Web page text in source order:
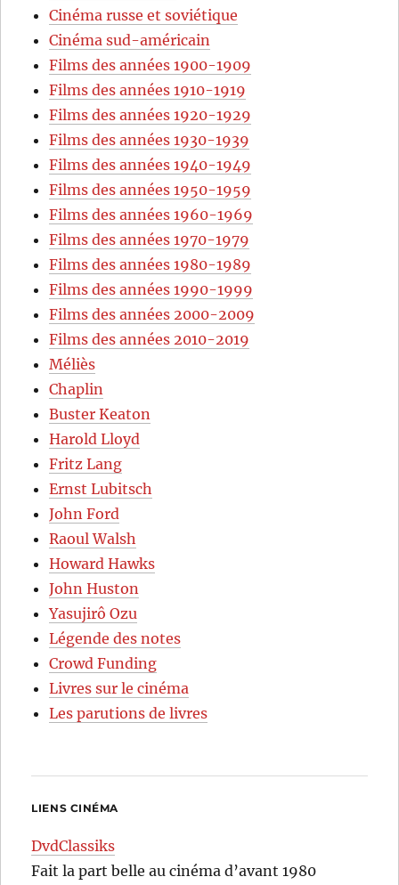
Cinéma russe et soviétique
Cinéma sud-américain
Films des années 1900-1909
Films des années 1910-1919
Films des années 1920-1929
Films des années 1930-1939
Films des années 1940-1949
Films des années 1950-1959
Films des années 1960-1969
Films des années 1970-1979
Films des années 1980-1989
Films des années 1990-1999
Films des années 2000-2009
Films des années 2010-2019
Méliès
Chaplin
Buster Keaton
Harold Lloyd
Fritz Lang
Ernst Lubitsch
John Ford
Raoul Walsh
Howard Hawks
John Huston
Yasujirô Ozu
Légende des notes
Crowd Funding
Livres sur le cinéma
Les parutions de livres
LIENS CINÉMA
DvdClassiks
Fait la part belle au cinéma d’avant 1980